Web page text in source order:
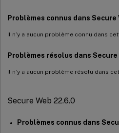
Problèmes connus dans Secure
Il n’y a aucun problème connu dans
Problèmes résolus dans
Il n’y a aucun problème résolu dans
Secure Web 22.6.0
Problèmes connus dans
Secure Web 19.5.5
Secure Web 19.3.5
Secure Web 19.3.0
Secure Web 19.1.0